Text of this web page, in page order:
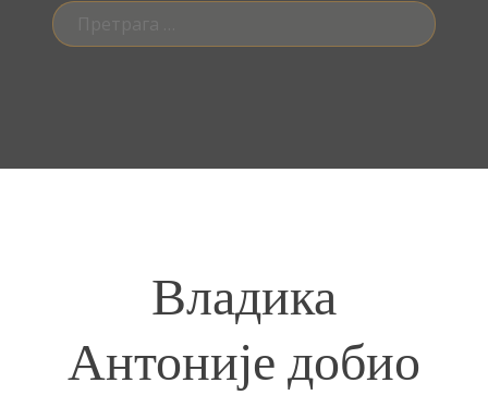
Претрага
за:
Владика
Антоније добио